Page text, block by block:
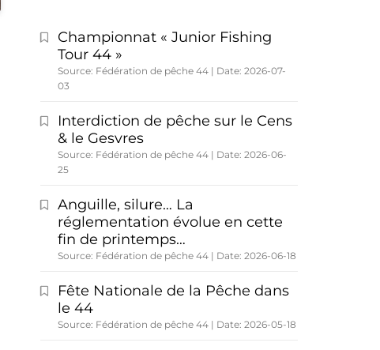
Championnat « Junior Fishing
Tour 44 »
Source: Fédération de pêche 44
Date: 2026-07-
03
Interdiction de pêche sur le Cens
& le Gesvres
Source: Fédération de pêche 44
Date: 2026-06-
25
Anguille, silure… La
réglementation évolue en cette
fin de printemps…
Source: Fédération de pêche 44 Date: 2026-06-18
Fête Nationale de la Pêche dans
le 44
Source: Fédération de pêche 44 Date: 2026-05-18